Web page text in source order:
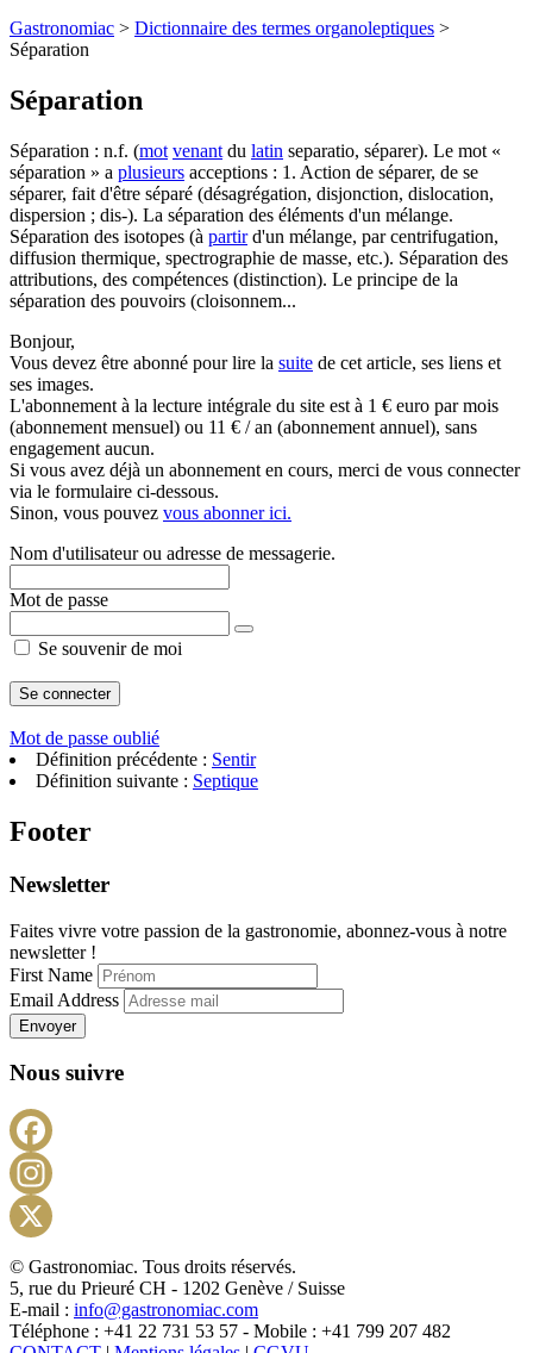
Gastronomiac > Dictionnaire des termes organoleptiques >
Séparation
Séparation
Séparation : n.f. (mot venant du latin separatio, séparer). Le mot «
séparation » a plusieurs acceptions : 1. Action de séparer, de se
séparer, fait d'être séparé (désagrégation, disjonction, dislocation,
dispersion ; dis-). La séparation des éléments d'un mélange.
Séparation des isotopes (à partird'un mélange, par centrifugation,
diffusion thermique, spectrographie de masse, etc.). Séparation des
attributions, des compétences (distinction). Le principe de la
séparation des pouvoirs (cloisonnem...
Bonjour,
Vous devez être abonné pour lire la suite de cet article, ses liens et
ses images.
L'abonnement à la lecture intégrale du site est à 1 € euro par mois
(abonnement mensuel) ou 11 € / an (abonnement annuel), sans
engagement aucun.
Si vous avez déjà un abonnement en cours, merci de vous connecter
via le formulaire ci-dessous.
Sinon, vous pouvez vous abonner ici.
Nom d'utilisateur ou adresse de messagerie.
Mot de passe
Se souvenir de moi
Mot de passe oublié
Définition précédente : Sentir
Définition suivante : Septique
Footer
Newsletter
Faites vivre votre passion de la gastronomie, abonnez-vous à notre
newsletter !
First Name
Email Address
Envoyer
Nous suivre
X
© Gastronomiac. Tous droits réservés.
5, rue du Prieuré CH - 1202 Genève / Suisse
E-mail : info@gastronomiac.com
Téléphone : +41 22 731 53 57 - Mobile : +41 799 207 482